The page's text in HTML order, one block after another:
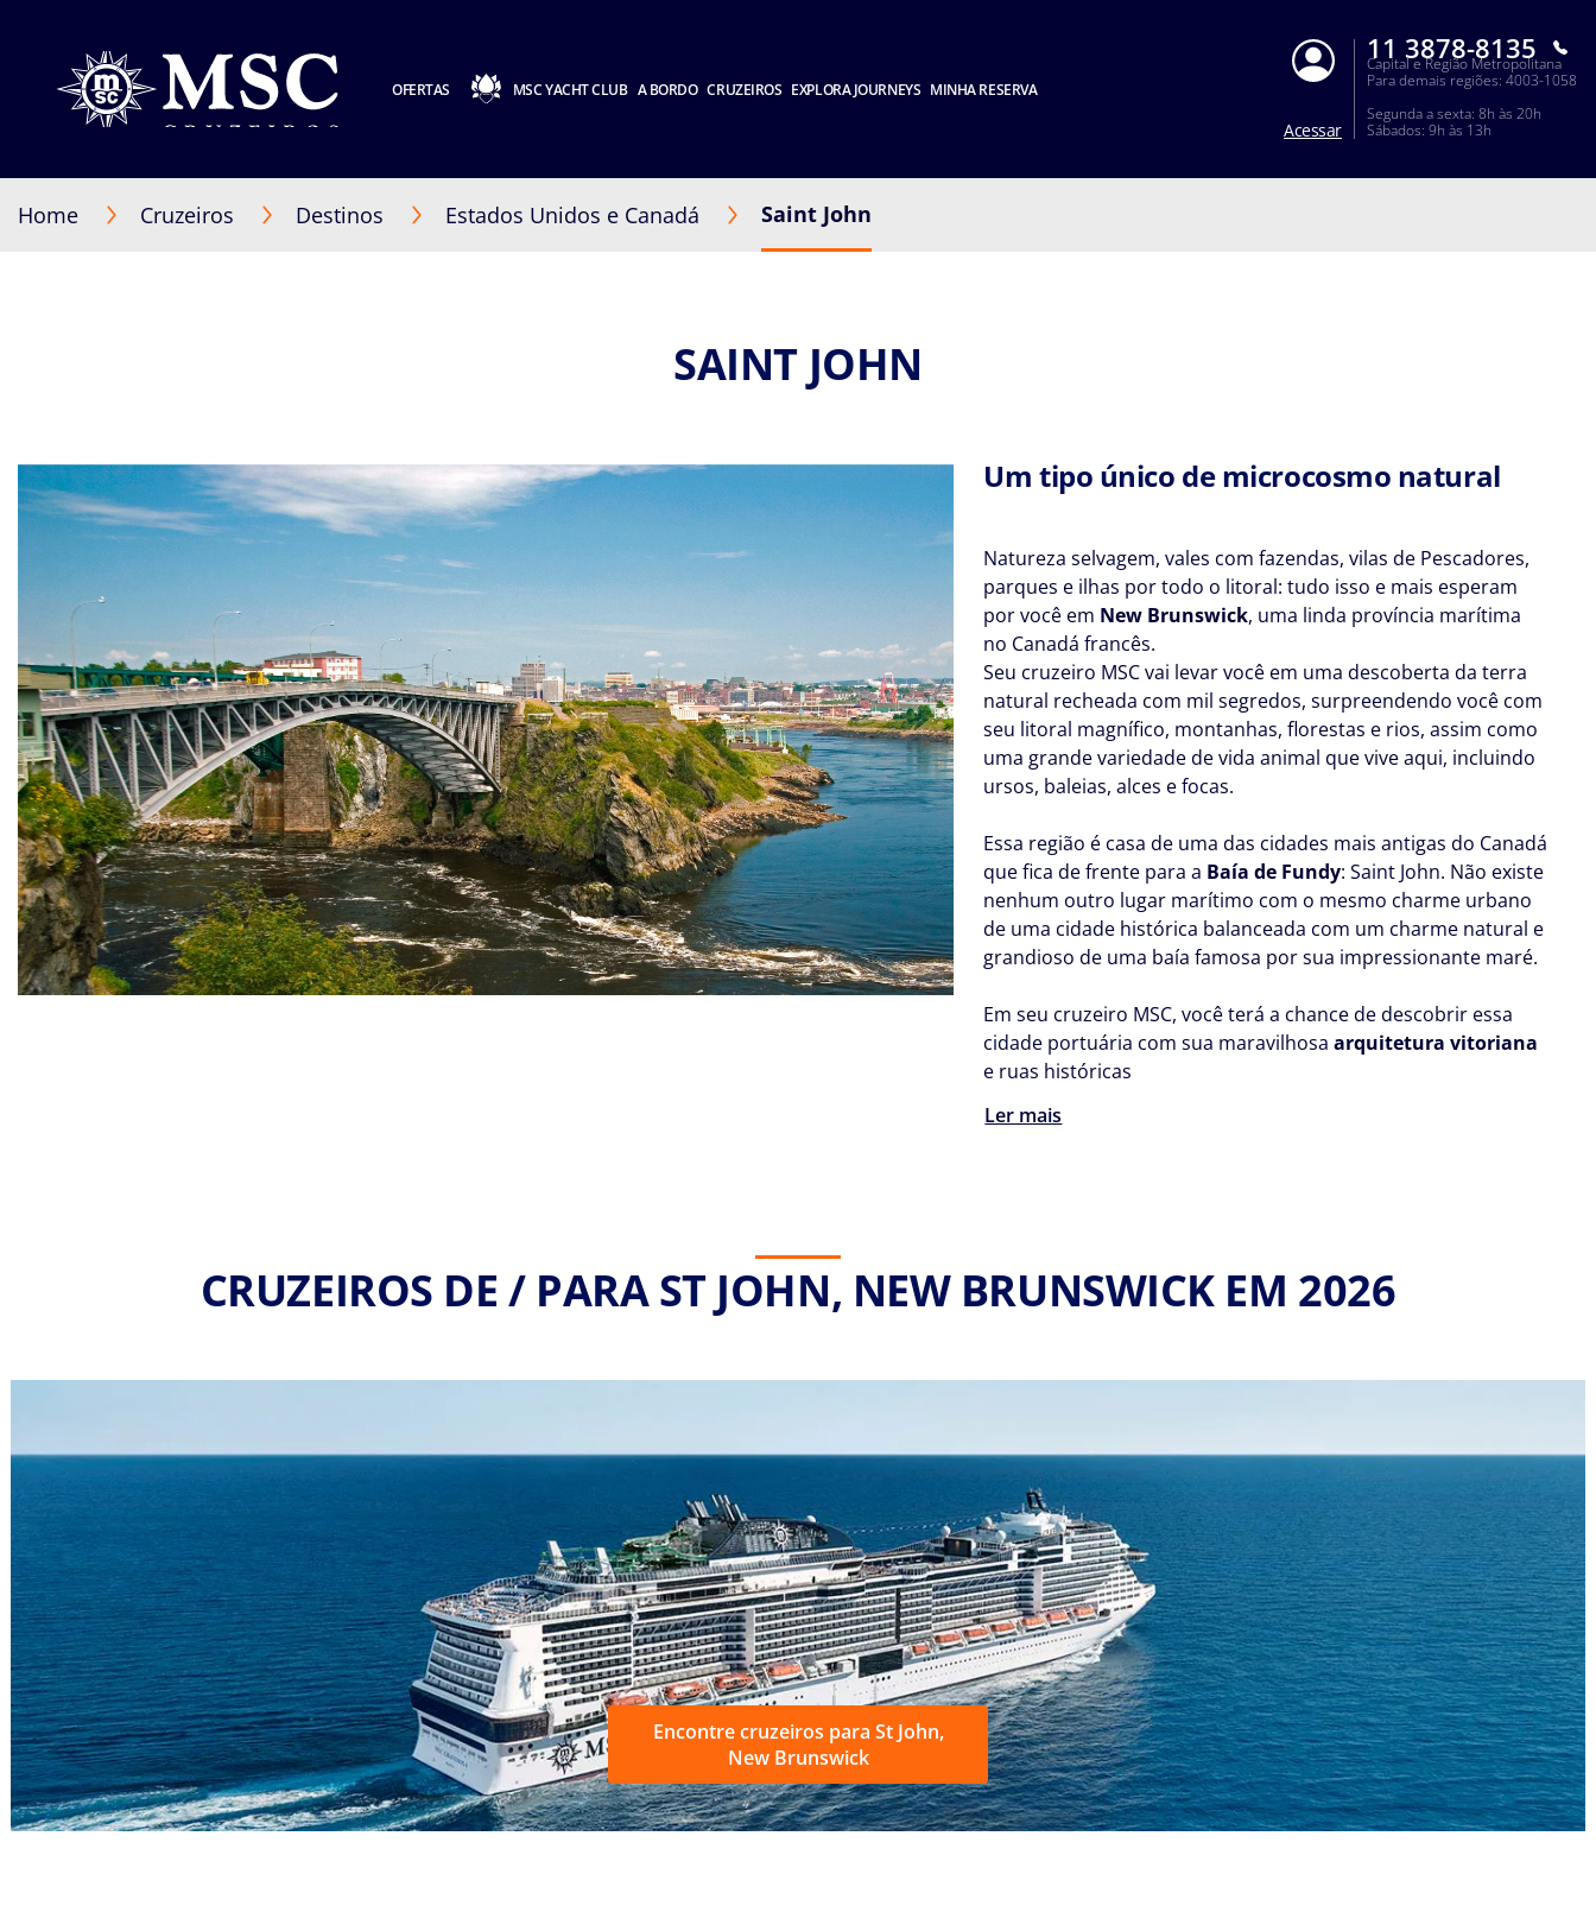
OFERTAS MSC YACHT CLUB A BORDO CRUZEIROS EXPLORA JOURNEYS MINHA RESERVA
Acessar
11 3878-8135
Capital e Região Metropolitana
Para demais regiões: 4003-1058
Segunda a sexta: 8h às 20h
Sábados: 9h às 13h
Home Cruzeiros Destinos Estados Unidos e Canadá Saint John
SAINT JOHN
Um tipo único de microcosmo natural
Natureza selvagem, vales com fazendas, vilas de Pescadores,
parques e ilhas por todo o litoral: tudo isso e mais esperam
por você em New Brunswick, uma linda província marítima
no Canadá francês.
Seu cruzeiro MSC vai levar você em uma descoberta da terra
natural recheada com mil segredos, surpreendendo você com
seu litoral magnífico, montanhas, florestas e rios, assim como
uma grande variedade de vida animal que vive aqui, incluindo
ursos, baleias, alces e focas.
Essa região é casa de uma das cidades mais antigas do Canadá
que fica de frente para a Baía de Fundy: Saint John. Não existe
nenhum outro lugar marítimo com o mesmo charme urbano
de uma cidade histórica balanceada com um charme natural e
grandioso de uma baía famosa por sua impressionante maré.
Em seu cruzeiro MSC, você terá a chance de descobrir essa
cidade portuária com sua maravilhosaarquitetura vitoriana
e ruas históricas
Ler mais
CRUZEIROS DE / PARA ST JOHN, NEW BRUNSWICK EM 2026
Encontre cruzeiros para St John,
New Brunswick